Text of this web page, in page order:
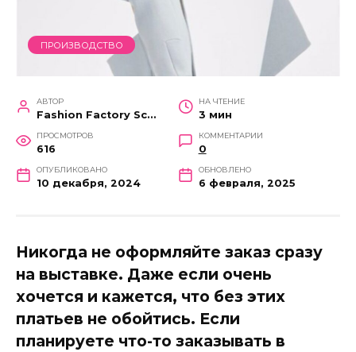
ПРОИЗВОДСТВО
АВТОР
Fashion Factory School
НА ЧТЕНИЕ
3 мин
ПРОСМОТРОВ
616
КОММЕНТАРИИ
0
ОПУБЛИКОВАНО
10 декабря, 2024
ОБНОВЛЕНО
6 февраля, 2025
Никогда не оформляйте заказ сразу
на выставке. Даже если очень
хочется и кажется, что без этих
платьев не обойтись. Если
планируете что-то заказывать в